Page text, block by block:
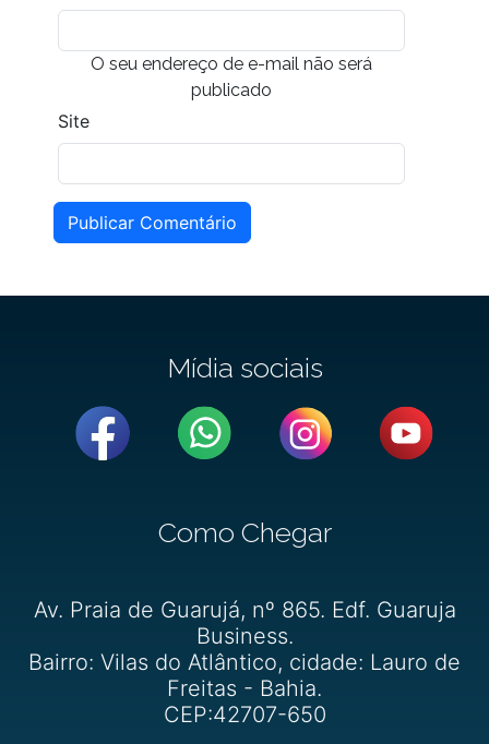
O seu endereço de e-mail não será
publicado
Site
Publicar Comentário
Mídia sociais
Como Chegar
Av. Praia de Guarujá, nº 865. Edf. Guaruja
Business.
Bairro: Vilas do Atlântico, cidade: Lauro de
Freitas - Bahia.
CEP:42707-650